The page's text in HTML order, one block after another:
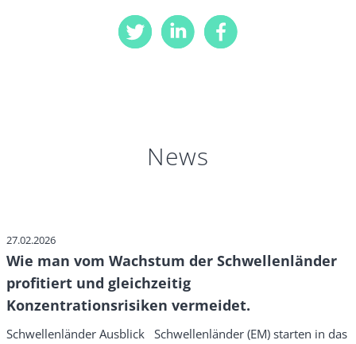
News
27.02.2026
Wie man vom Wachstum der Schwellenländer
profitiert und gleichzeitig
Konzentrationsrisiken vermeidet.
Schwellenländer Ausblick Schwellenländer (EM) starten in das